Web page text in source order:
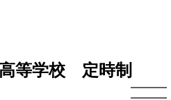
等学校 定時制